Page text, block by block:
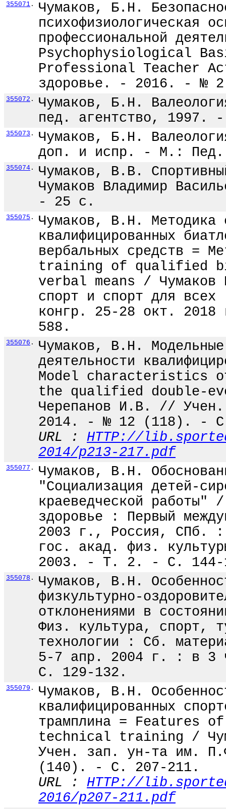
355071 .
Чумаков, Б.Н.
психофизиологическая
профессиональной
Psychophysiological
Professional Teacher
здоровье. - 2016. - №
355072 .
Чумаков, Б.Н.
пед. агентство, 1997.
355073 .
Чумаков, Б.Н.
доп. и испр. - М.: Пед.
355074 .
Чумаков, В.В.
Чумаков Владимир
- 25 с.
355075 .
Чумаков, В.Н. Методика
квалифицированных
вербальных средств
training of qualified
verbal means /
спорт и спорт для
конгр. 25-28 окт.
588.
355076 .
Чумаков, В.Н. Модельные
деятельности
Model characteristics
the qualified double-
Черепанов И.В. //
2014. - № 12 (118). -
URL : HTTP://
2014/p213-217.pdf
355077 .
Чумаков, В.Н.
"Социализация детей-
краеведческой
здоровье : Первый
2003 г., Россия, СПб.
гос. акад. физ.
2003. - Т. 2. - С. 144-
355078 .
Чумаков, В.Н.
физкультурно-
отклонениями в
Физ. культура, спорт,
технологии : Сб.
5-7 апр. 2004 г. : в 3
С. 129-132.
355079 .
Чумаков, В.Н.
квалифицированных
трамплина = Features
technical training /
Учен. зап. ун-та им.
(140). - С. 207-211.
URL : HTTP://
2016/p207-211.pdf